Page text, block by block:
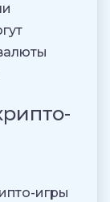
игры